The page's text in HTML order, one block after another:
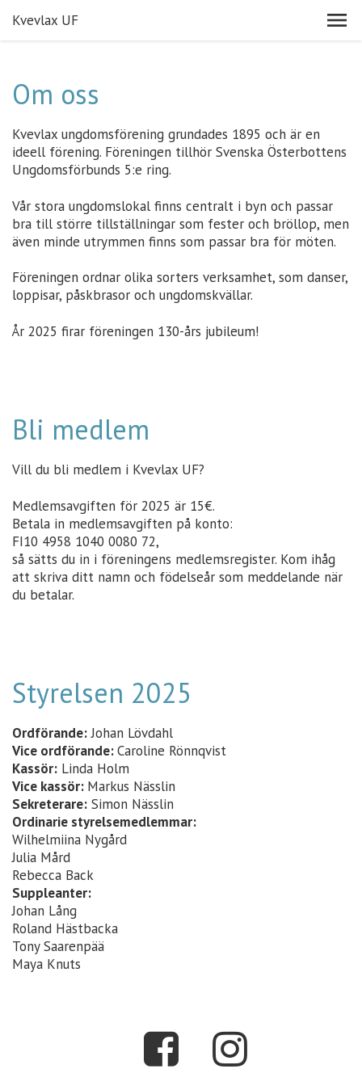
Kvevlax UF
Om oss
Kvevlax ungdomsförening grundades 1895 och är en
ideell förening. Föreningen tillhör Svenska Österbottens
Ungdomsförbunds 5:e ring.
Vår stora ungdomslokal finns centralt i byn och passar
bra till större tillställningar som fester och bröllop, men
även minde utrymmen finns som passar bra för möten.
Föreningen ordnar olika sorters verksamhet, som danser,
loppisar, påskbrasor och ungdomskvällar.
År 2025 firar föreningen 130-års jubileum!
Bli medlem
Vill du bli medlem i Kvevlax UF?
Medlemsavgiften för 2025 är 15€.
Betala in medlemsavgiften på konto:
FI10 4958 1040 0080 72,
så sätts du in i föreningens medlemsregister. Kom ihåg
att skriva ditt namn och födelseår som meddelande när
du betalar.
Styrelsen 2025
Ordförande:Johan Lövdahl
Vice ordförande:Caroline Rönnqvist
Kassör: Linda Holm
Vice kassör: Markus Nässlin
Sekreterare: Simon Nässlin
Ordinarie styrelsemedlemmar:
Wilhelmiina Nygård
Julia Mård
Rebecca Back
Suppleanter:
Johan Lång
Roland Hästbacka
Tony Saarenpää
Maya Knuts